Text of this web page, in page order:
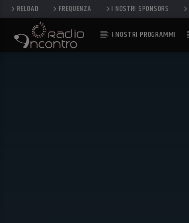
RELOAD FREQUENZA I NOSTRI SPONSORS
I NOSTRI PROGRAMMI